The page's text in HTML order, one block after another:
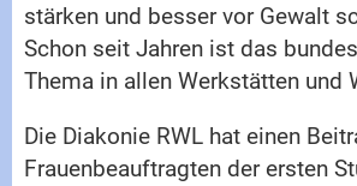
stärken und besser vor Gewalt
Schon seit Jahren ist das
Thema in allen Werkstätten und
Die Diakonie RWL hat einen
Frauenbeauftragten der ersten